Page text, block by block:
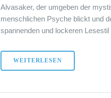
Alvasaker, der umgeben der
menschlichen Psyche blickt und
spannenden und lockeren
WEITERLESEN